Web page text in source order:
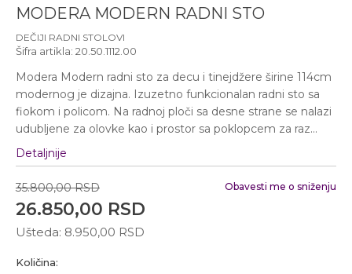
MODERA MODERN RADNI STO
DEČIJI RADNI STOLOVI
Šifra artikla: 20.50.1112.00
Modera Modern radni sto za decu i tinejdžere širine 114cm
modernog je dizajna. Izuzetno funkcionalan radni sto sa
fiokom i policom. Na radnoj ploči sa desne strane se nalazi
udubljene za olovke kao i prostor sa poklopcem za raz...
Detaljnije
35.800,00 RSD
26.850,00 RSD
Ušteda: 8.950,00 RSD
Obavesti me o sniženju
Količina: